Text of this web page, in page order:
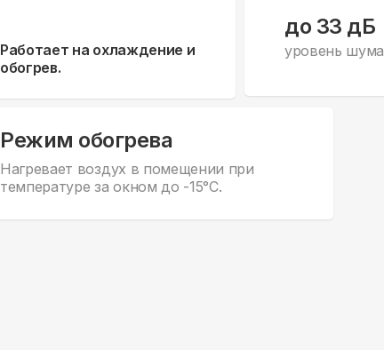
Работает на охлаждение и
обогрев.
до 33 дБ
уровень шума
Режим обогрева
Нагревает воздух в помещении при
температуре за окном до -15°С.